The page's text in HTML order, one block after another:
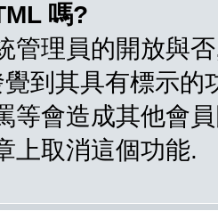
嗎?
管理員的開放與
到其具有標示
等會造成其他會
上取消這個功能.